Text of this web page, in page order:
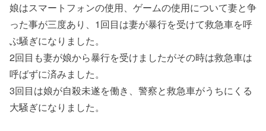
娘はスマートフォンの使用、ゲームの使用について妻と争
った事が三度あり、1回目は妻が暴行を受けて救急車を呼
ぶ騒ぎになりました。
2回目も妻が娘から暴行を受けましたがその時は救急車は
呼ばずに済みました。
3回目は娘が自殺未遂を働き、警察と救急車がうちにくる
大騒ぎになりました。